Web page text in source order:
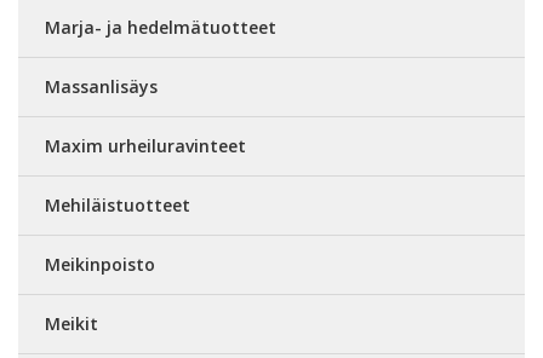
Marja- ja hedelmätuotteet
Massanlisäys
Maxim urheiluravinteet
Mehiläistuotteet
Meikinpoisto
Meikit